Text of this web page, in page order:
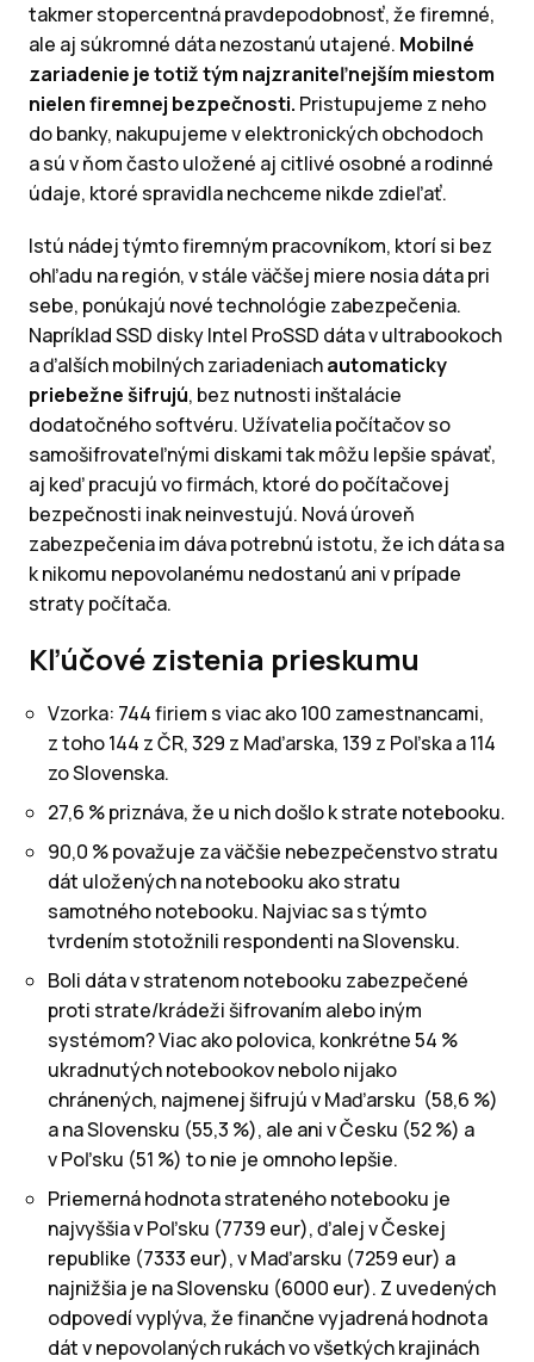
takmer stopercentná pravdepodobnosť, že firemné,
ale aj súkromné dáta nezostanú utajené. Mobilné
zariadenie je totiž tým najzraniteľnejším miestom
nielen firemnej bezpečnosti. Pristupujeme z neho
do banky, nakupujeme v elektronických obchodoch
a sú v ňom často uložené aj citlivé osobné a rodinné
údaje, ktoré spravidla nechceme nikde zdieľať.
Istú nádej týmto firemným pracovníkom, ktorí si bez
ohľadu na región, v stále väčšej miere nosia dáta pri
sebe, ponúkajú nové technológie zabezpečenia.
Napríklad SSD disky Intel ProSSD dáta v ultrabookoch
a ďalších mobilných zariadeniachautomaticky
priebežne šifrujú, bez nutnosti inštalácie
dodatočného softvéru. Užívatelia počítačov so
samošifrovateľnými diskami tak môžu lepšie spávať,
aj keď pracujú vo firmách, ktoré do počítačovej
bezpečnosti inak neinvestujú. Nová úroveň
zabezpečenia im dáva potrebnú istotu, že ich dáta sa
k nikomu nepovolanému nedostanú ani v prípade
straty počítača.
Kľúčové zistenia prieskumu
Vzorka: 744 firiem s viac ako 100 zamestnancami,
z toho 144 z ČR, 329 z Maďarska, 139 z Poľska a 114
zo Slovenska.
27,6 % priznáva, že u nich došlo k strate notebooku.
90,0 % považuje za väčšie nebezpečenstvo stratu
dát uložených na notebooku ako stratu
samotného notebooku. Najviac sa s týmto
tvrdením stotožnili respondenti na Slovensku.
Boli dáta v stratenom notebooku zabezpečené
proti strate/krádeži šifrovaním alebo iným
systémom? Viac ako polovica, konkrétne 54 %
ukradnutých notebookov nebolo nijako
chránených, najmenej šifrujú v Maďarsku (58,6 %)
a na Slovensku (55,3 %), ale ani v Česku (52 %) a
v Poľsku (51 %) to nie je omnoho lepšie.
Priemerná hodnota strateného notebooku je
najvyššia v Poľsku (7739 eur), ďalej v Českej
republike (7333 eur), v Maďarsku (7259 eur) a
najnižšia je na Slovensku (6000 eur). Z uvedených
odpovedí vyplýva, že finančne vyjadrená hodnota
dát v nepovolaných rukách vo všetkých krajinách